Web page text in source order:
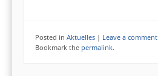
Posted in Aktuelles | Leave a comment
Bookmark the permalink.